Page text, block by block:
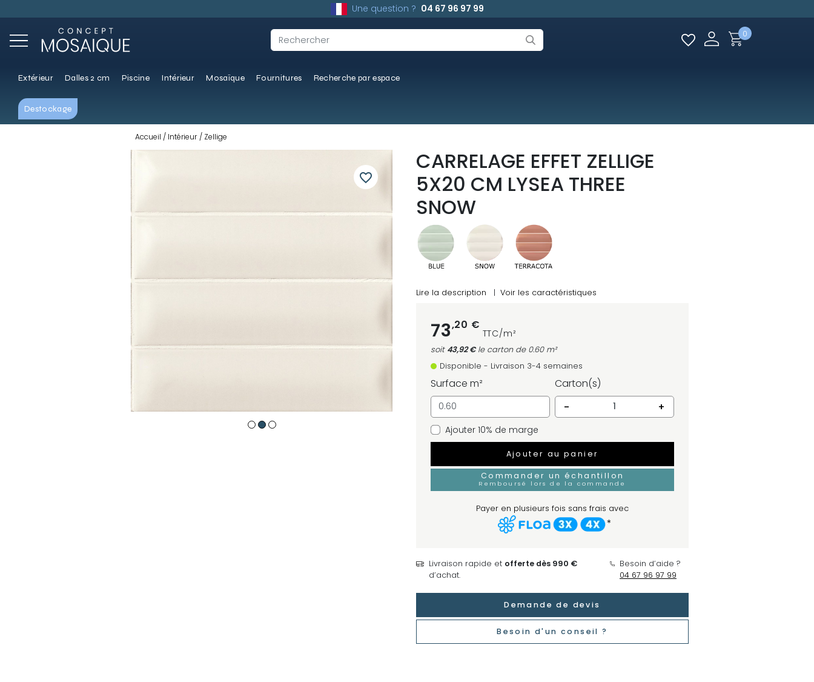
Une question ? 04 67 96 97 99
Extérieur Dalles 2 cm Piscine Intérieur Mosaïque Fournitures Recherche par espace
Destockage
0
Accueil Intérieur Zellige
favorite_border
CARRELAGE EFFET ZELLIGE
5X20 CM LYSEA THREE
SNOW
Lire la description | Voir les caractéristiques
73,20 €
TTC/m²
soit 43,92 €le carton de 0.60 m²
Disponible - Livraison 3-4 semaines
Surface m²
Carton(s)
-
+
Ajouter 10% de marge
Ajouter au panier
Commander un échantillon
Remboursé lors de la commande
Payer en plusieurs fois sans frais avec
*
Livraison rapide et offerte dès 990 €
d’achat.
Besoin d’aide ?
04 67 96 97 99
Demande de devis
Besoin d'un conseil ?